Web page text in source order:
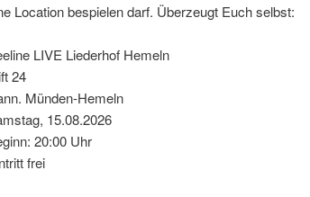
Location bespielen darf. Überzeugt Euch selbst:
LIVE Liederhof Hemeln
24
Münden-Hemeln
15.08.2026
20:00 Uhr
frei